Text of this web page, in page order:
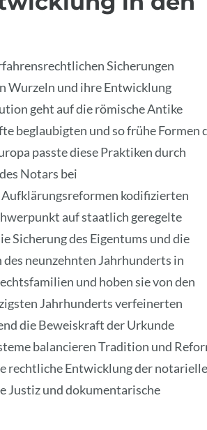
Sicherungen
Wurzeln und ihre Entwicklung
geht auf die römische Antike
beglaubigten und so frühe Formen
passte diese Praktiken durch
Notars bei
kodifizierten
auf staatlich geregelte
Sicherung des Eigentums und die
neunzehnten Jahrhunderts in
und hoben sie von den
Jahrhunderts verfeinerten
die Beweiskraft der Urkunde
balancieren Tradition und
rechtliche Entwicklung der
Justiz und dokumentarische